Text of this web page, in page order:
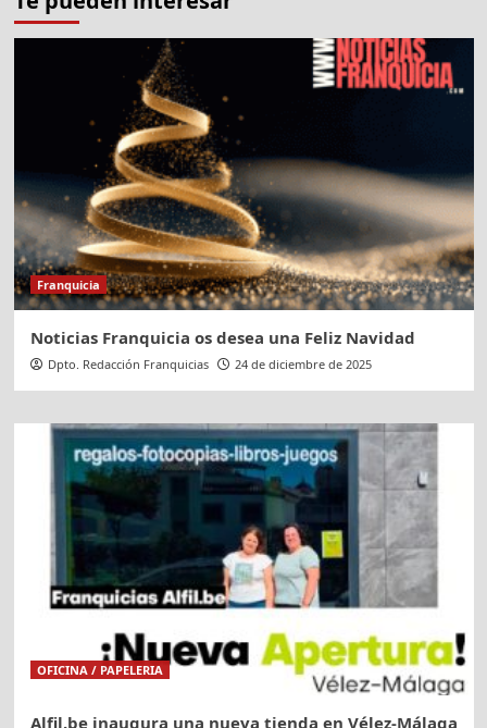
Franquicia
Noticias Franquicia os desea una Feliz Navidad
Dpto. Redacción Franquicias 24 de diciembre de 2025
OFICINA / PAPELERIA
Alfil.be inaugura una nueva tienda en Vélez-Málaga